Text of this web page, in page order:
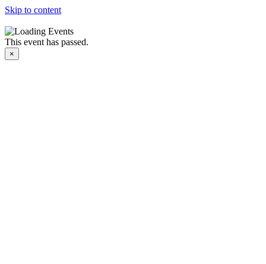
Skip to content
This event has passed.
×